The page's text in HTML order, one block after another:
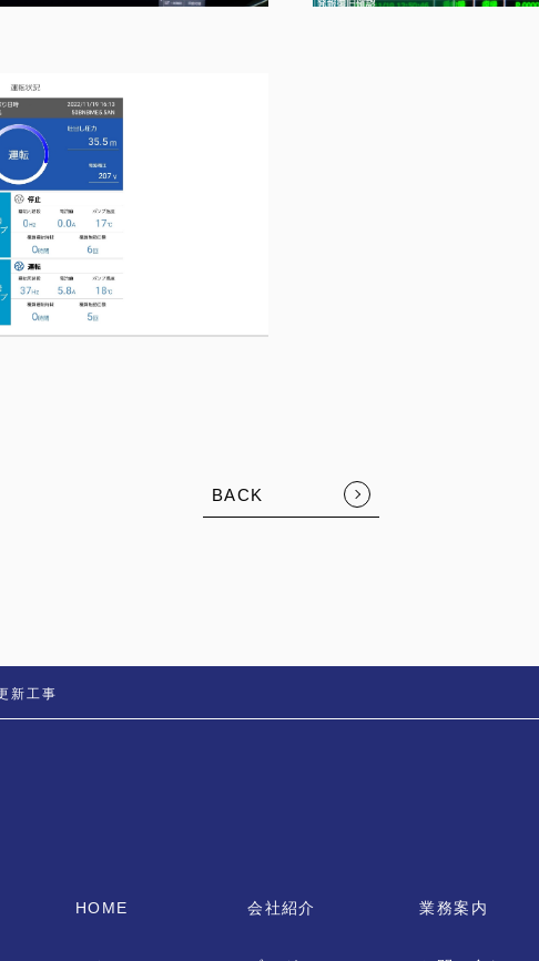
BACK
新工事
HOME 会社紹介 業務案内